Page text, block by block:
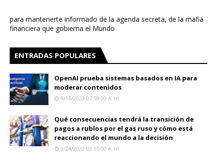
para mantenerte informado de la agenda secreta, de la mafia
financiera que gobierna el Mundo
ENTRADAS POPULARES
OpenAI prueba sistemas basados en IA para
moderar contenidos
8/16/2023 07:59:00 A. M.
Qué consecuencias tendrá la transición de
pagos a rublos por el gas ruso y cómo está
reaccionando el mundo a la decisión
3/24/2022 03:55:00 A. M.